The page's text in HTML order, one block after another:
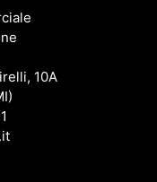
10A